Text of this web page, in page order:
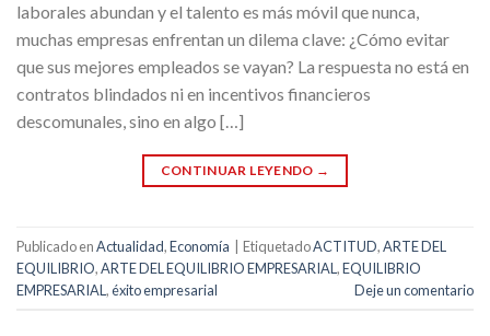
laborales abundan y el talento es más móvil que nunca,
muchas empresas enfrentan un dilema clave: ¿Cómo evitar
que sus mejores empleados se vayan? La respuesta no está en
contratos blindados ni en incentivos financieros
descomunales, sino en algo […]
CONTINUAR LEYENDO →
Publicado enActualidad,Economía | EtiquetadoACTITUD,ARTE DEL
EQUILIBRIO,ARTE DEL EQUILIBRIO EMPRESARIAL ,EQUILIBRIO
EMPRESARIAL ,éxito empresarial Deje un comentario